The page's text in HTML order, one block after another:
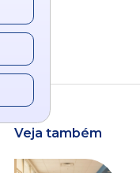
Veja também